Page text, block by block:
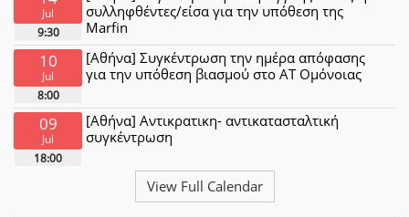
Jul
9:30
συλληφθέντες/είσα για την υπόθεση της
Marfin
10
Jul
8:00
[Αθήνα] Συγκέντρωση την ημέρα απόφασης
για την υπόθεση βιασμού στο ΑΤ Ομόνοιας
09
Jul
18:00
[Αθήνα] Αντικρατικη- αντικατασταλτική
συγκέντρωση
View Full Calendar